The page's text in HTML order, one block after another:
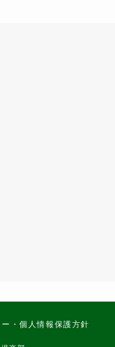
・個人情報保護方針